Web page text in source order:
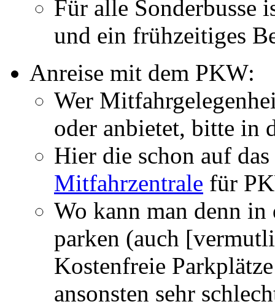
Für alle Sonderbusse
und ein frühzeitiges
Anreise mit dem PKW:
Wer
oder anbietet, bitte in
Hier die schon auf
Mitfahrzentrale für
Wo kann man denn in
parken (auch
Kostenfreie
ansonsten sehr